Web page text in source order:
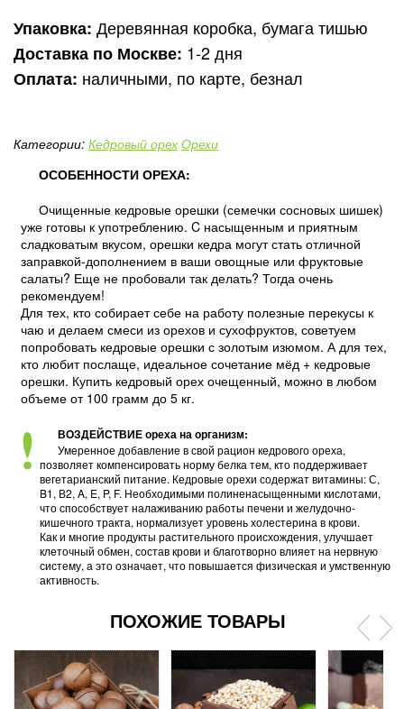
Упаковка: Деревянная коробка, бумага тишью
Доставка по Москве: 1-2 дня
Оплата: наличными, по карте, безнал
Категории: Кедровый орех Орехи
ОСОБЕННОСТИ ОРЕХА:
Очищенные кедровые орешки (семечки сосновых шишек)
уже готовы к употреблению. C насыщенным и приятным
сладковатым вкусом, орешки кедра могут стать отличной
заправкой-дополнением в ваши овощные или фруктовые
салаты? Еще не пробовали так делать? Тогда очень
рекомендуем!
Для тех, кто собирает себе на работу полезные перекусы к
чаю и делаем смеси из орехов и сухофруктов, советуем
попробовать кедровые орешки с золотым изюмом. А для тех,
кто любит послаще, идеальное сочетание мёд + кедровые
орешки. Купить кедровый орех очещенный, можно в любом
объеме от 100 грамм до 5 кг.
ВОЗДЕЙСТВИЕ ореха на организм:
Умеренное добавление в свой рацион кедрового ореха,
позволяет компенсировать норму белка тем, кто поддерживает
вегетарианский питание. Кедровые орехи содержат витамины: С,
B1, В2, A, E, P, F. Необходимыми полиненасыщенными кислотами,
что способствует налаживанию работы печени и желудочно-
кишечного тракта, нормализует уровень холестерина в крови.
Как и многие продукты растительного происхождения, улучшает
клеточный обмен, состав крови и благотворно влияет на нервную
систему, а это означает, что повышается физическая и умственную
активность.
ПОХОЖИЕ ТОВАРЫ